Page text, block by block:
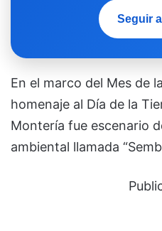
Seguir
En el marco del Mes de
homenaje al Día de la
Montería fue escenario
ambiental llamada